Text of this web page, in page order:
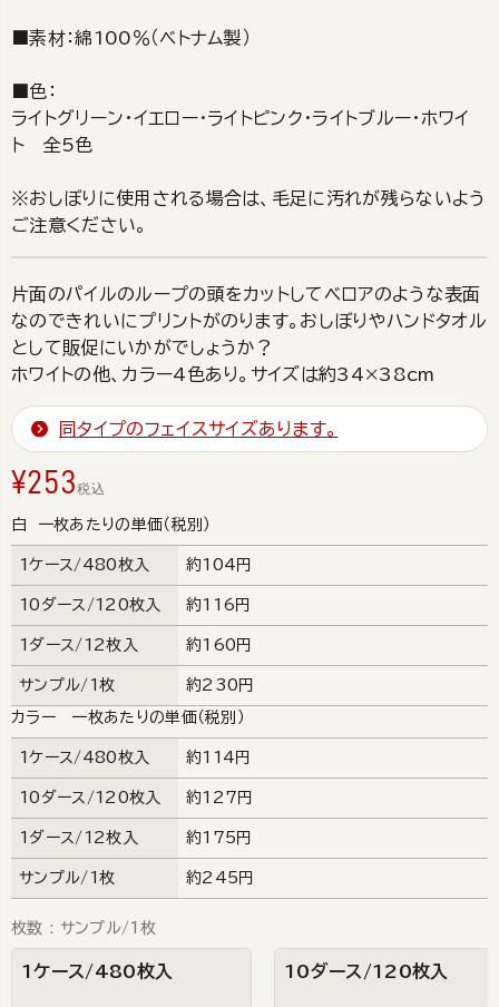
■素材：綿100％（ベトナム製）
■色：
ライトグリーン・イエロー・ライトピンク・ライトブルー・ホワイ
ト 全5色
※おしぼりに使用される場合は、毛足に汚れが残らないよう
ご注意ください。
片面のパイルのループの頭をカットしてベロアのような表面
なのできれいにプリントがのります。おしぼりやハンドタオル
として販促にいかがでしょうか？
ホワイトの他、カラー4色あり。サイズは約34×38cm
同タイプのフェイスサイズあります。
¥253税込
白 一枚あたりの単価（税別）
1ケース/480枚入 約104円
10ダース/120枚入 約116円
1ダース/12枚入 約160円
サンプル/1枚 約230円
カラー 一枚あたりの単価（税別）
1ケース/480枚入 約114円
10ダース/120枚入 約127円
1ダース/12枚入 約175円
サンプル/1枚 約245円
枚数 サンプル/1枚
1ケース/480枚入 10ダース/120枚入